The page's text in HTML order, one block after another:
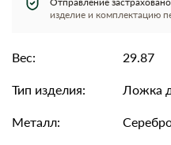
изделие и комплектацию
Вес:
29.87
Тип изделия:
Ложка
Металл: